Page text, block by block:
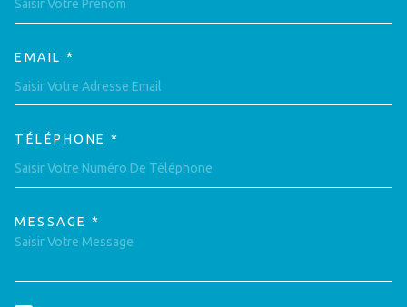
EMAIL *
TÉLÉPHONE *
MESSAGE *